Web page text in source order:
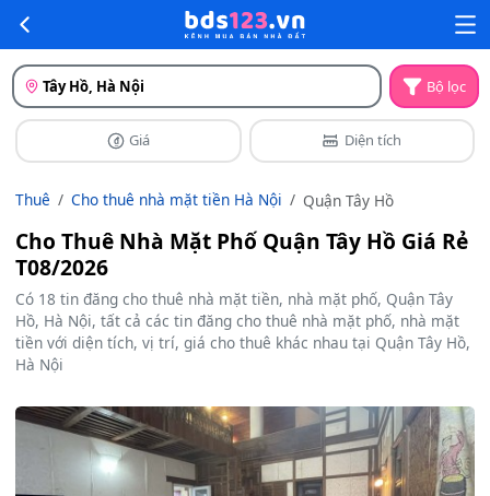
Tây Hồ, Hà Nội Bộ lọc
Giá Diện tích
Thuê Cho thuê nhà mặt tiền Hà Nội Quận Tây Hồ
Cho Thuê Nhà Mặt Phố Quận Tây Hồ Giá Rẻ
T08/2026
Có 18 tin đăng cho thuê nhà mặt tiền, nhà mặt phố, Quận Tây
Hồ, Hà Nội, tất cả các tin đăng cho thuê nhà mặt phố, nhà mặt
tiền với diện tích, vị trí, giá cho thuê khác nhau tại Quận Tây Hồ,
Hà Nội